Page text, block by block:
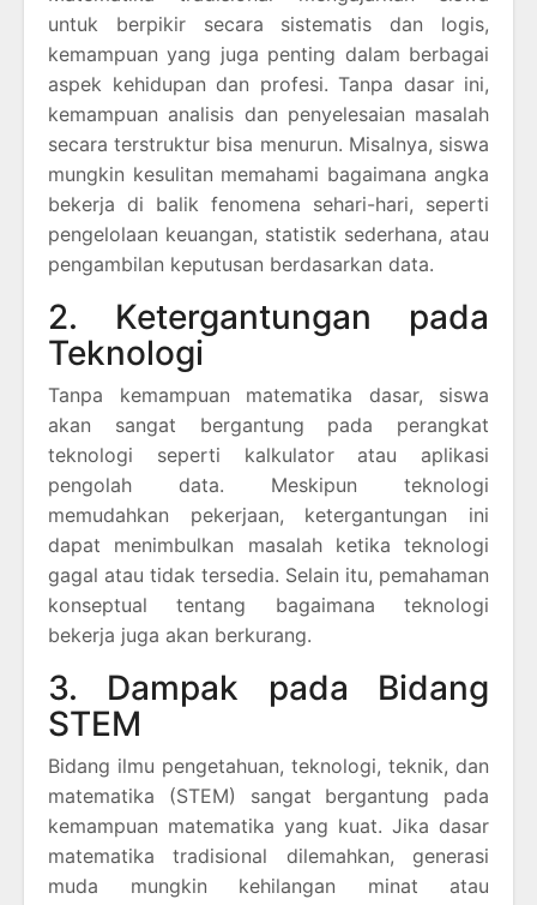
untuk berpikir secara sistematis dan logis,
kemampuan yang juga penting dalam berbagai
aspek kehidupan dan profesi. Tanpa dasar ini,
kemampuan analisis dan penyelesaian masalah
secara terstruktur bisa menurun. Misalnya, siswa
mungkin kesulitan memahami bagaimana angka
bekerja di balik fenomena sehari-hari, seperti
pengelolaan keuangan, statistik sederhana, atau
pengambilan keputusan berdasarkan data.
2. Ketergantungan pada
Teknologi
Tanpa kemampuan matematika dasar, siswa
akan sangat bergantung pada perangkat
teknologi seperti kalkulator atau aplikasi
pengolah data. Meskipun teknologi
memudahkan pekerjaan, ketergantungan ini
dapat menimbulkan masalah ketika teknologi
gagal atau tidak tersedia. Selain itu, pemahaman
konseptual tentang bagaimana teknologi
bekerja juga akan berkurang.
3. Dampak pada Bidang
STEM
Bidang ilmu pengetahuan, teknologi, teknik, dan
matematika (STEM) sangat bergantung pada
kemampuan matematika yang kuat. Jika dasar
matematika tradisional dilemahkan, generasi
muda mungkin kehilangan minat atau